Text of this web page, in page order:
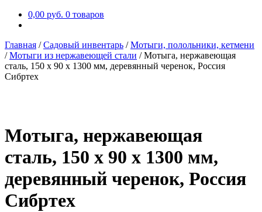
0,00 руб. 0 товаров
Главная /Садовый инвентарь /Мотыги, полольники, кетмени
/Мотыги из нержавеющей стали /Мотыга, нержавеющая
сталь, 150 x 90 x 1300 мм, деревянный черенок, Россия
Сибртеx
Мотыга, нержавеющая
сталь, 150 x 90 x 1300 мм,
деревянный черенок, Россия
Сибртеx